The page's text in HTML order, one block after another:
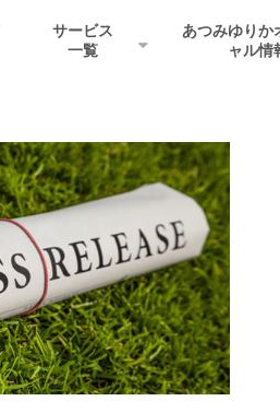
サービス
一覧
あつみゆりか
ャル情